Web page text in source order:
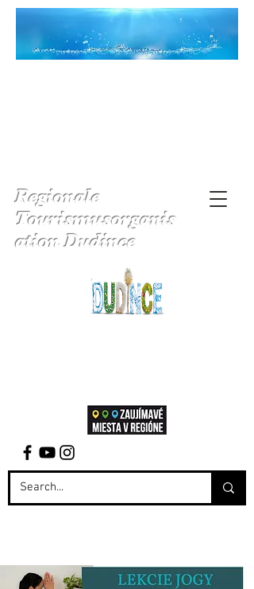
Regionale
Tourismusorganis
ation Dudince